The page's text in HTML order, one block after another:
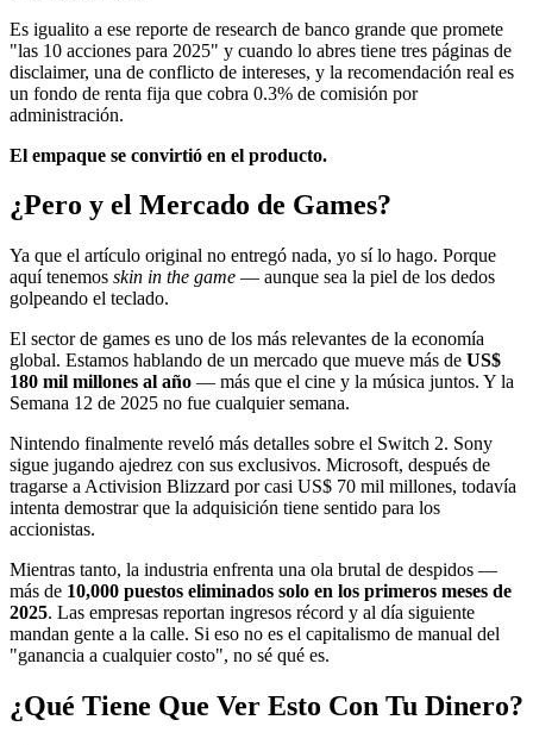
Es igualito a ese reporte de research de banco grande que promete
"las 10 acciones para 2025" y cuando lo abres tiene tres páginas de
disclaimer, una de conflicto de intereses, y la recomendación real es
un fondo de renta fija que cobra 0.3% de comisión por
administración.
El empaque se convirtió en el producto.
¿Pero y el Mercado de Games?
Ya que el artículo original no entregó nada, yo sí lo hago. Porque
aquí tenemos skin in the game — aunque sea la piel de los dedos
golpeando el teclado.
El sector de games es uno de los más relevantes de la economía
global. Estamos hablando de un mercado que mueve más de US$
180 mil millones al año — más que el cine y la música juntos. Y la
Semana 12 de 2025 no fue cualquier semana.
Nintendo finalmente reveló más detalles sobre el Switch 2. Sony
sigue jugando ajedrez con sus exclusivos. Microsoft, después de
tragarse a Activision Blizzard por casi US$ 70 mil millones, todavía
intenta demostrar que la adquisición tiene sentido para los
accionistas.
Mientras tanto, la industria enfrenta una ola brutal de despidos —
más de 10,000 puestos eliminados solo en los primeros meses de
2025. Las empresas reportan ingresos récord y al día siguiente
mandan gente a la calle. Si eso no es el capitalismo de manual del
"ganancia a cualquier costo", no sé qué es.
¿Qué Tiene Que Ver Esto Con Tu Dinero?